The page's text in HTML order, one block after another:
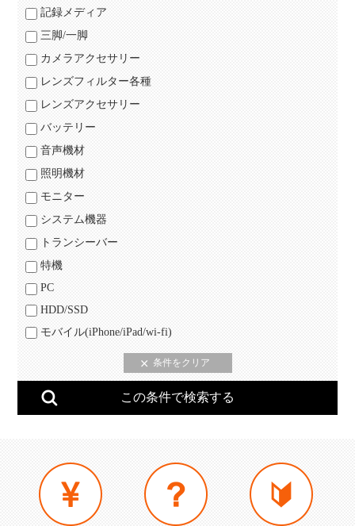
記録メディア
三脚/一脚
カメラアクセサリー
レンズフィルター各種
レンズアクセサリー
バッテリー
音声機材
照明機材
モニター
システム機器
トランシーバー
特機
PC
HDD/SSD
モバイル(iPhone/iPad/wi-fi)